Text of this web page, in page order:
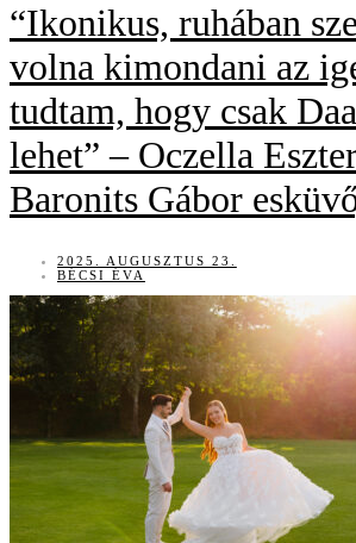
“Ikonikus, ruhában
volna kimondani az
tudtam, hogy csak
lehet” – Oczella
Baronits Gábor
2025. AUGUSZTUS 23.
BÉCSI ÉVA